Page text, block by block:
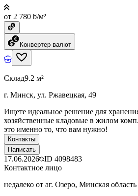
от 2 780 ƃ/м²
Конвертер валют
Склад9.2 м²
г. Минск, ул. Ржавецкая, 49
Ищете идеальное решение для
хозяйственные кладовые в жилом
это именно то, что вам нужно!
Контакты
Написать
17.06.2026 ID 4098483
Контактное лицо
недалеко от аг. Озеро, Минская область